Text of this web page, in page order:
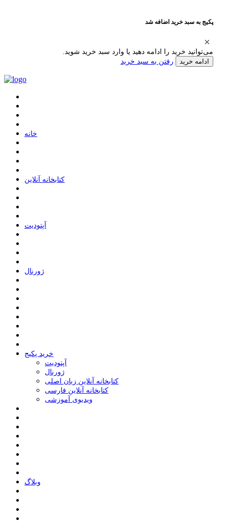
پکیج به سبد خرید اضافه شد
می‌توانید خرید را ادامه دهید یا وارد سبد خرید شوید.
ادامه خرید رفتن به سبد خرید
ﺧﺎﻧﻪ
ﮐﺘﺎﺑﺨﺎﻧﻪ ﺁﻧﻼﯾﻦ
ﺁﭘﺘﻮﺩﯾﺖ
ﮊﻭﺭﻧﺎﻝ
خرید پکیج
ﺁﭘﺘﻮﺩﯾﺖ
ﮊﻭﺭﻧﺎﻝ
کتابخانه آنلاین زبان اصلی
کتابخانه آنلاین فارسی
ویدیوی آموزشی
وبلاگ